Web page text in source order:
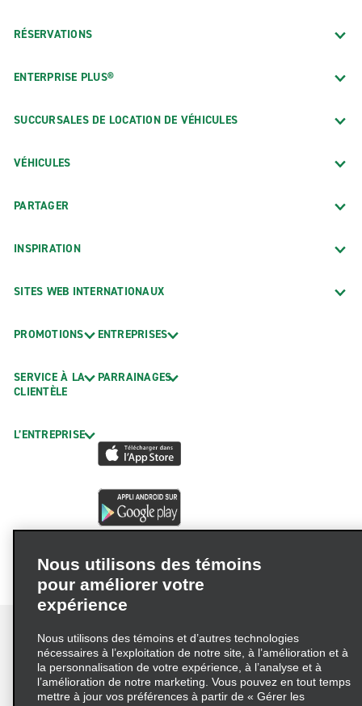
RÉSERVATIONS
ENTERPRISE PLUS®
SUCCURSALES DE LOCATION DE VÉHICULES
VÉHICULES
PARTAGER
INSPIRATION
SITES WEB INTERNATIONAUX
PROMOTIONS
SERVICE À LA
CLIENTÈLE
L’ENTREPRISE
ENTREPRISES
PARRAINAGES
Conditions d’utilisation
Politique de confidentialité
Nous utilisons des témoins
pour améliorer votre
expérience
Nous utilisons des témoins et d’autres technologies
nécessaires à l’exploitation de notre site, à l’amélioration et à
la personnalisation de votre expérience, à l’analyse et à
l’amélioration de notre marketing. Vous pouvez en tout temps
mettre à jour vos préférences à partir de « Gérer les